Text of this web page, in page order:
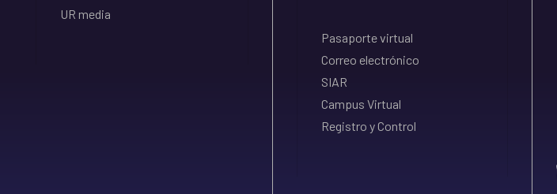
UR media
Pasaporte virtual
Correo electrónico
SIAR
Campus Virtual
Registro y Control